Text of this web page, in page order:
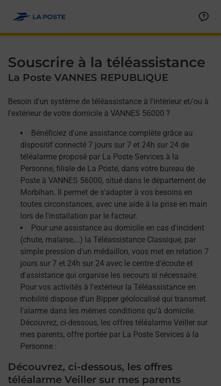
Souscrire à la téléassistance
La Poste VANNES REPUBLIQUE
Besoin d'un système de téléassistance à l'intérieur et/ou à
l'extérieur de votre domicile à VANNES 56000 ?
Bénéficiez d'une assistance complète grâce au
dispositif connecté 7 jours sur 7 et 24h sur 24 de
téléalarme proposé par La Poste Services à la
Personne, filiale de La Poste, dans votre bureau de
Poste à VANNES 56000, situé dans le département de
Morbihan. Il permet de s'adapter à vos besoins en
toutes circonstances, avec une aide à la prise en main
lors de l'installation par le facteur.
Pour une assistance au domicile en cas d'incident
(chute, malaise,…) la Téléassistance Classique, par
simple pression d'un médaillon, vous met en relation 7
jours sur 7 et 24h sur 24 avec le centre d'écoute et
d'assistance qui organise les secours si nécessaire.
Pour vos activités à l'extérieur la Téléassistance en
mobilité dispose d'un Bipper géolocalisé qui transmet
l'alarme dans les mêmes conditions qu'à domicile.
Découvrez, ci-dessous, les offres téléalarme Veiller sur
mes parents, offre portée par La Poste Services à la
Personne :
Découvrez, ci-dessous, les offres
téléalarme Veiller sur mes parents